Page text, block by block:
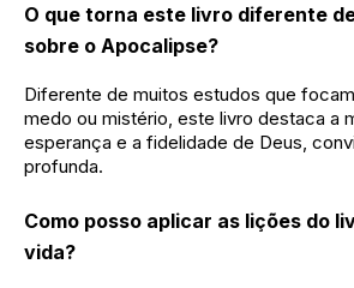
O que torna este livro diferente
sobre o Apocalipse?
Diferente de muitos estudos que
medo ou mistério, este livro destaca a
esperança e a fidelidade de Deus,
profunda.
Como posso aplicar as lições do
vida?